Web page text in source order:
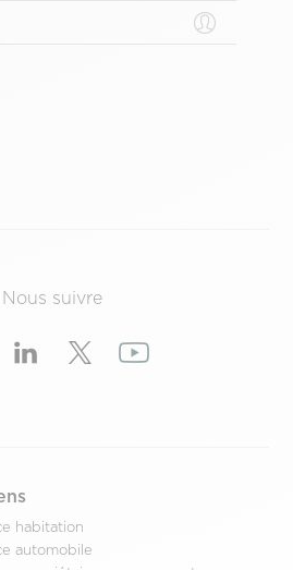
Nous suivre
habitation
automobile